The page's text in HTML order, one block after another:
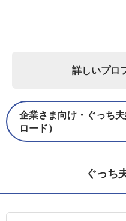
詳しいプロ
企業さま向け・ぐっち
ロード）
ぐっち